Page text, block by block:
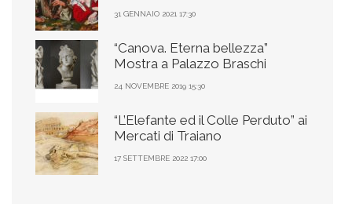
31 GENNAIO 2021 17:30
“Canova. Eterna bellezza”
Mostra a Palazzo Braschi
24 NOVEMBRE 2019 15:30
“L’Elefante ed il Colle Perduto” ai
Mercati di Traiano
17 SETTEMBRE 2022 17:00